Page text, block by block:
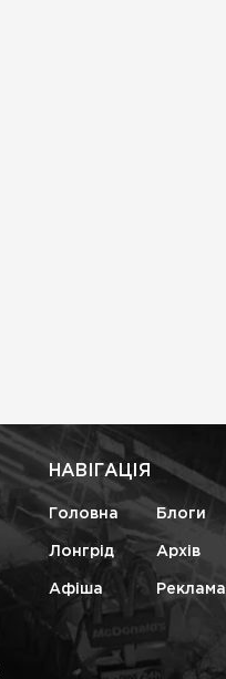
НАВІГАЦІЯ
Головна Блоги
Лонгрід Архів
Афіша Реклама